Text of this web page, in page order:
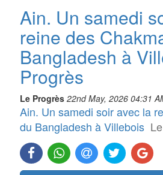
Ain. Un samedi
reine des
Bangladesh à
Progrès
Le Progrès 22nd May, 2026 04:31
Ain. Un samedi soir avec la
du Bangladesh à Villebois